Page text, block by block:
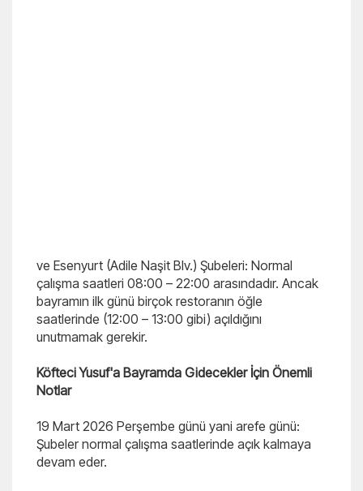
ve Esenyurt (Adile Naşit Blv.) Şubeleri: Normal
çalışma saatleri 08:00 – 22:00 arasındadır. Ancak
bayramın ilk günü birçok restoranın öğle
saatlerinde (12:00 – 13:00 gibi) açıldığını
unutmamak gerekir.
Köfteci Yusuf'a Bayramda Gidecekler İçin Önemli
Notlar
19 Mart 2026 Perşembe günü yani arefe günü:
Şubeler normal çalışma saatlerinde açık kalmaya
devam eder.